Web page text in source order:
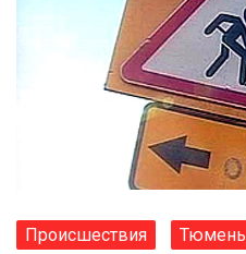
Происшествия Тюмень